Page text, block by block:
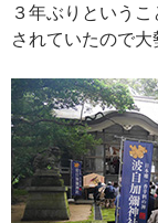
３年ぶりという
されていたので